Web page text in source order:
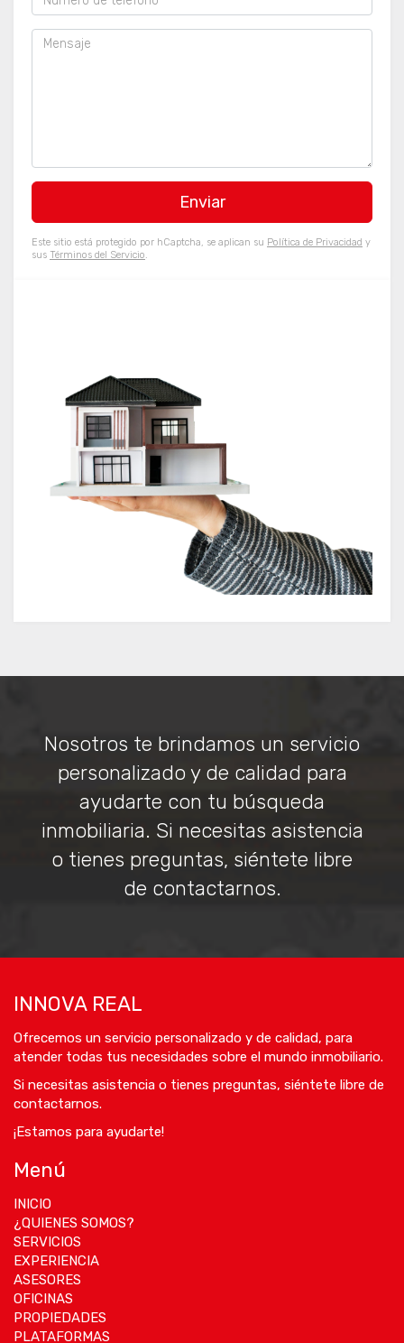
Este sitio está protegido por hCaptcha, se aplican su Política de Privacidad y
sus Términos del Servicio.
Nosotros te brindamos un servicio
personalizado y de calidad para
ayudarte con tu búsqueda
inmobiliaria. Si necesitas asistencia
o tienes preguntas, siéntete libre
de contactarnos.
INNOVA REAL
Ofrecemos un servicio personalizado y de calidad, para
atender todas tus necesidades sobre el mundo inmobiliario.
Si necesitas asistencia o tienes preguntas, siéntete libre de
contactarnos.
¡Estamos para ayudarte!
Menú
INICIO
¿QUIENES SOMOS?
SERVICIOS
EXPERIENCIA
ASESORES
OFICINAS
PROPIEDADES
PLATAFORMAS